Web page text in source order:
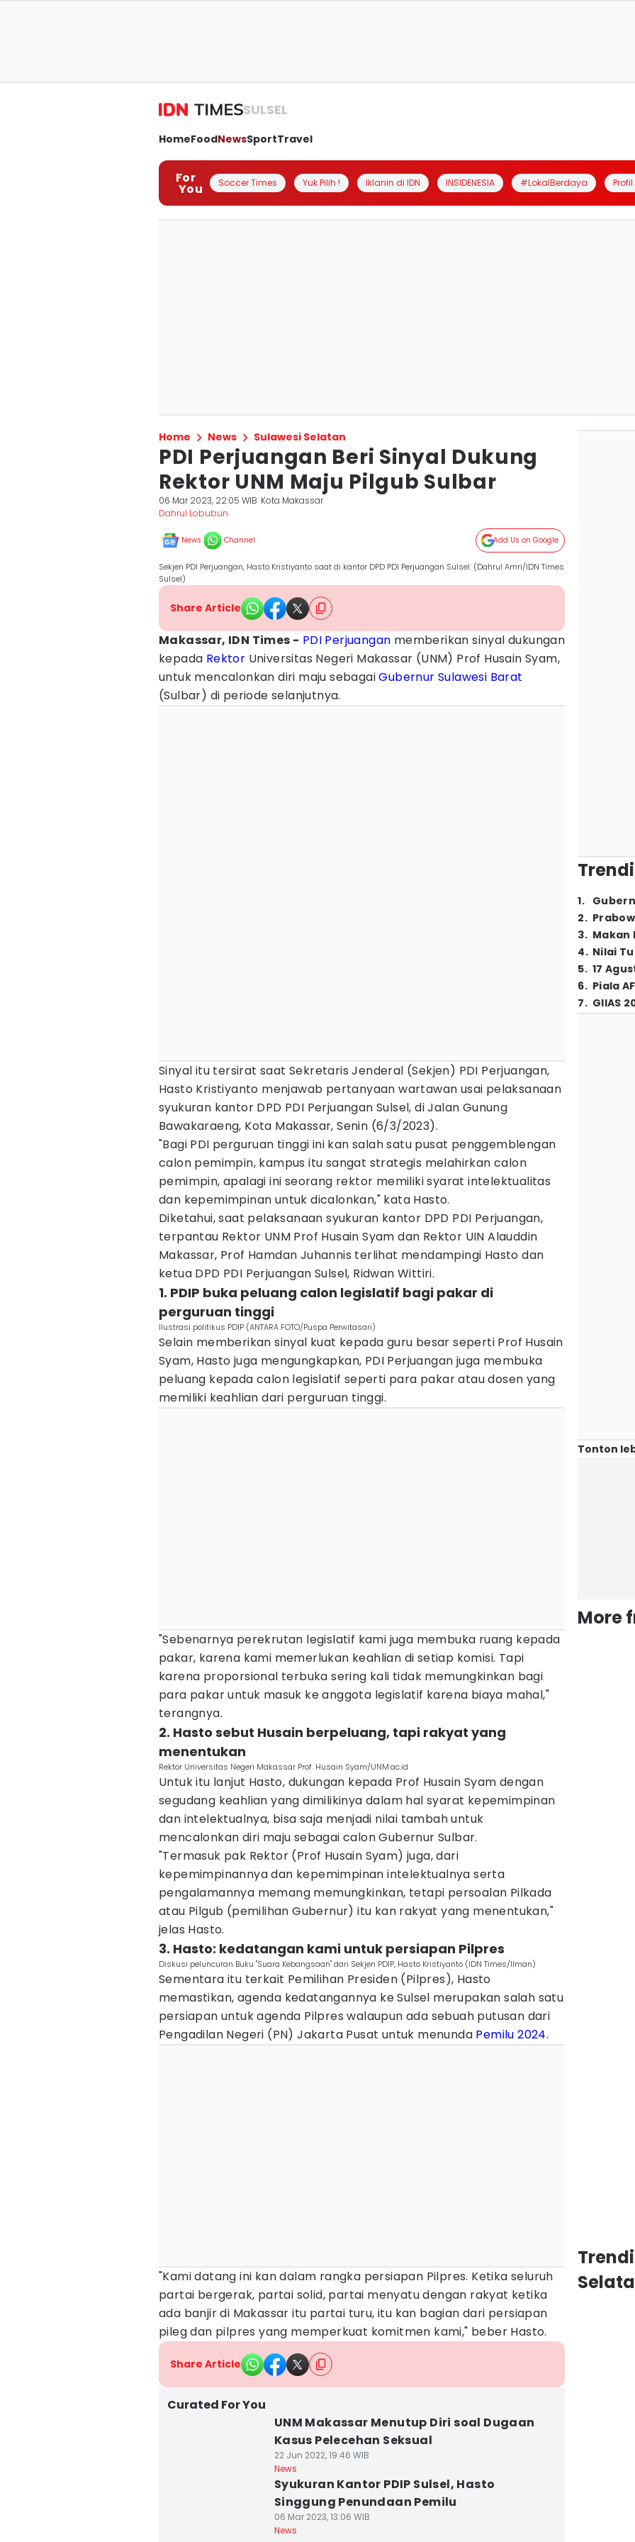
SULSEL
HomeFoodNewsSportTravel
For
You Soccer Times Yuk Pilih ! Iklanin di IDN INSIDENESIA #LokalBerdaya
Home News Sulawesi Selatan
PDI Perjuangan Beri Sinyal Dukung
Rektor UNM Maju Pilgub Sulbar
06 Mar 2023, 22:05 WIB Kota Makassar
Dahrul Lobubun
News Channel Add Us on Google
Sekjen PDI Perjuangan, Hasto Kristiyanto saat di kantor DPD PDI Perjuangan Sulsel. (Dahrul Amri/IDN Times
Sulsel)
Share Article
Makassar, IDN Times - PDI Perjuangan memberikan sinyal dukungan
kepada Rektor Universitas Negeri Makassar (UNM) Prof Husain Syam,
untuk mencalonkan diri maju sebagaiGubernur Sulawesi Barat
(Sulbar) di periode selanjutnya.
Sinyal itu tersirat saat Sekretaris Jenderal (Sekjen) PDI Perjuangan,
Hasto Kristiyanto menjawab pertanyaan wartawan usai pelaksanaan
syukuran kantor DPD PDI Perjuangan Sulsel, di Jalan Gunung
Bawakaraeng, Kota Makassar, Senin (6/3/2023).
"Bagi PDI perguruan tinggi ini kan salah satu pusat penggemblengan
calon pemimpin, kampus itu sangat strategis melahirkan calon
pemimpin, apalagi ini seorang rektor memiliki syarat intelektualitas
dan kepemimpinan untuk dicalonkan," kata Hasto.
Diketahui, saat pelaksanaan syukuran kantor DPD PDI Perjuangan,
terpantau Rektor UNM Prof Husain Syam dan Rektor UIN Alauddin
Makassar, Prof Hamdan Juhannis terlihat mendampingi Hasto dan
ketua DPD PDI Perjuangan Sulsel, Ridwan Wittiri.
1. PDIP buka peluang calon legislatif bagi pakar di
perguruan tinggi
Ilustrasi politikus PDIP (ANTARA FOTO/Puspa Perwitasari)
Selain memberikan sinyal kuat kepada guru besar seperti Prof Husain
Syam, Hasto juga mengungkapkan, PDI Perjuangan juga membuka
peluang kepada calon legislatif seperti para pakar atau dosen yang
memiliki keahlian dari perguruan tinggi.
"Sebenarnya perekrutan legislatif kami juga membuka ruang kepada
pakar, karena kami memerlukan keahlian di setiap komisi. Tapi
karena proporsional terbuka sering kali tidak memungkinkan bagi
para pakar untuk masuk ke anggota legislatif karena biaya mahal,"
terangnya.
2. Hasto sebut Husain berpeluang, tapi rakyat yang
menentukan
Rektor Universitas Negeri Makassar Prof. Husain Syam/UNM.ac.id
Untuk itu lanjut Hasto, dukungan kepada Prof Husain Syam dengan
segudang keahlian yang dimilikinya dalam hal syarat kepemimpinan
dan intelektualnya, bisa saja menjadi nilai tambah untuk
mencalonkan diri maju sebagai calon Gubernur Sulbar.
"Termasuk pak Rektor (Prof Husain Syam) juga, dari
kepemimpinannya dan kepemimpinan intelektualnya serta
pengalamannya memang memungkinkan, tetapi persoalan Pilkada
atau Pilgub (pemilihan Gubernur) itu kan rakyat yang menentukan,"
jelas Hasto.
3. Hasto: kedatangan kami untuk persiapan Pilpres
Diskusi peluncuran Buku "Suara Kebangsaan" dari Sekjen PDIP, Hasto Kristiyanto (IDN Times/Ilman)
Sementara itu terkait Pemilihan Presiden (Pilpres), Hasto
memastikan, agenda kedatangannya ke Sulsel merupakan salah satu
persiapan untuk agenda Pilpres walaupun ada sebuah putusan dari
Pengadilan Negeri (PN) Jakarta Pusat untuk menunda Pemilu 2024.
"Kami datang ini kan dalam rangka persiapan Pilpres. Ketika seluruh
partai bergerak, partai solid, partai menyatu dengan rakyat ketika
ada banjir di Makassar itu partai turu, itu kan bagian dari persiapan
pileg dan pilpres yang memperkuat komitmen kami," beber Hasto.
Share Article
Curated For You
UNM Makassar Menutup Diri soal Dugaan
Kasus Pelecehan Seksual
22 Jun 2022, 19:46 WIB
News
Syukuran Kantor PDIP Sulsel, Hasto
Singgung Penundaan Pemilu
06 Mar 2023, 13:06 WIB
News
1.
2.
3. Makan
4. Nilai
5. 17
6. Piala
7. GIIAS
Tonton
More